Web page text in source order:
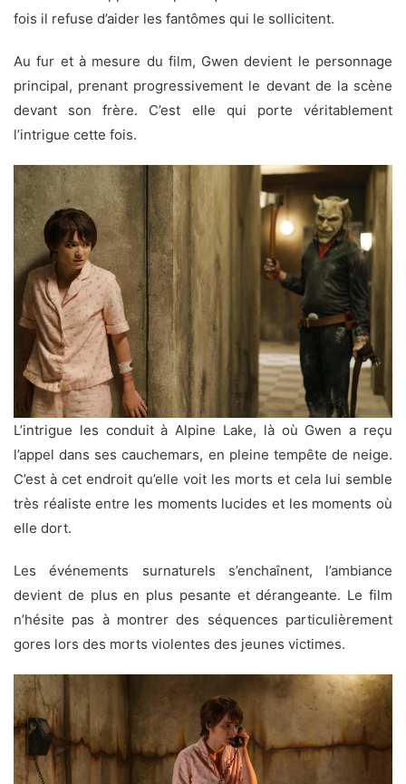
fois il refuse d’aider les fantômes qui le sollicitent.
Au fur et à mesure du film, Gwen devient le personnage
principal, prenant progressivement le devant de la scène
devant son frère. C’est elle qui porte véritablement
l’intrigue cette fois.
L’intrigue les conduit à Alpine Lake, là où Gwen a reçu
l’appel dans ses cauchemars, en pleine tempête de neige.
C’est à cet endroit qu’elle voit les morts et cela lui semble
très réaliste entre les moments lucides et les moments où
elle dort.
Les événements surnaturels s’enchaînent, l’ambiance
devient de plus en plus pesante et dérangeante. Le film
n’hésite pas à montrer des séquences particulièrement
gores lors des morts violentes des jeunes victimes.